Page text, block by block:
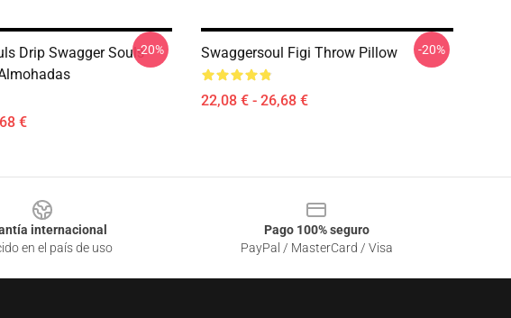
Drip Swagger Souls
€
-20% Swaggersoul Figi Throw Pillow
22,08 € - 26,68 €
-20%
internacional
en el país de uso
Pago 100% seguro
PayPal / MasterCard / Visa